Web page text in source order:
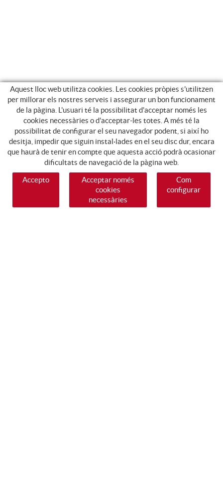
Aquest lloc web utilitza cookies. Les cookies pròpies s'utilitzen
per millorar els nostres serveis i assegurar un bon funcionament
de la pàgina. L'usuari té la possibilitat d'acceptar només les
cookies necessàries o d'acceptar-les totes. A més té la
possibilitat de configurar el seu navegador podent, si així ho
desitja, impedir que siguin instal·lades en el seu disc dur, encara
que haurà de tenir en compte que aquesta acció podrà ocasionar
dificultats de navegació de la pàgina web.
Accepto
Acceptar només
cookies
necessàries
Com
configurar